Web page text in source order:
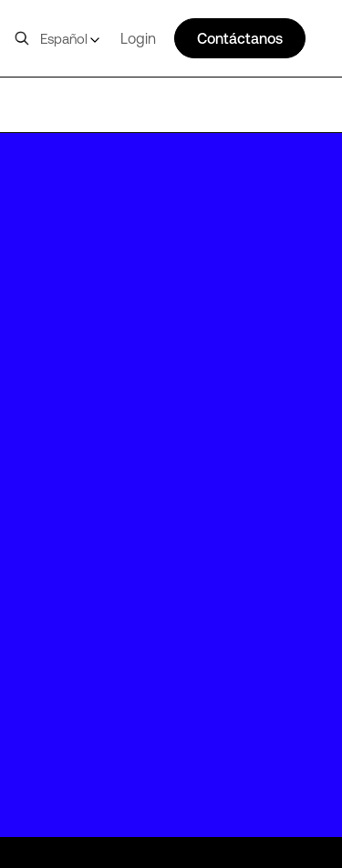
Español Login Contáctanos
PDX12